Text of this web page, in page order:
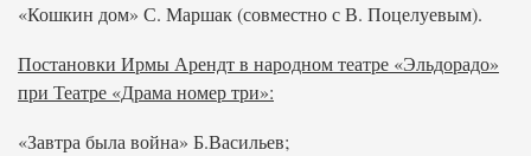
«Кошкин дом» С. Маршак (совместно с В. Поцелуевым).
Постановки Ирмы Арендт в народном театре «Эльдорадо»
при Театре «Драма номер три»:
«Завтра была война» Б.Васильев;